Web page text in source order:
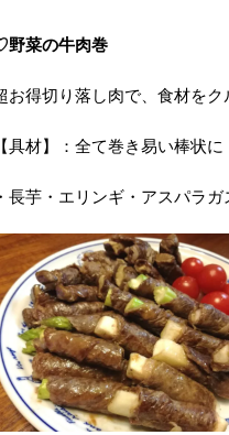
菜の牛肉巻
お得切り落し肉で、食材をク
【具材】：全て巻き易い棒状に
・長芋・エリンギ・アスパラガ